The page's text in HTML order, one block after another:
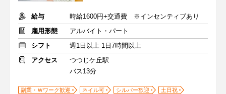
給与
時給1600円+交通費 ※インセンティブあり
雇用形態
アルバイト・パート
シフト
週1日以上 1日7時間以上
アクセス
つつじケ丘駅
バス13分
副業・Ｗワーク歓迎 ネイル可 シルバー歓迎
土日祝